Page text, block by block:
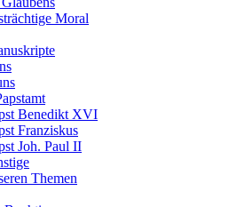
Moral
Benedikt XVI
Franziskus
Joh. Paul II
Themen